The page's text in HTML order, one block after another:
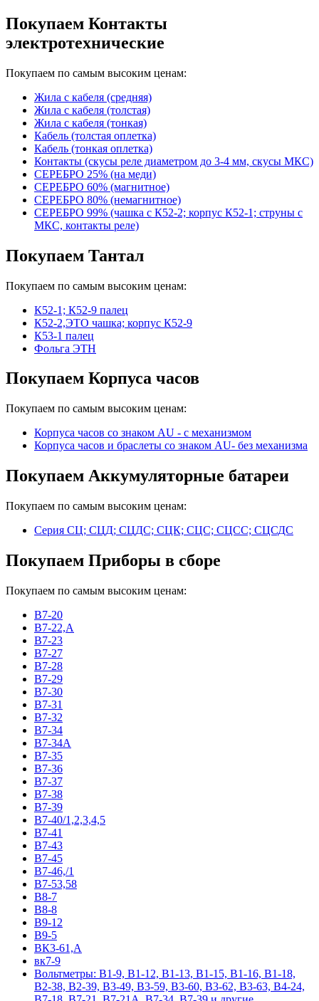
Покупаем Контакты
электротехнические
Покупаем по самым высоким ценам:
Жила с кабеля (средняя)
Жила с кабеля (толстая)
Жила с кабеля (тонкая)
Кабель (толстая оплетка)
Кабель (тонкая оплетка)
Контакты (скусы реле диаметром до 3-4 мм, скусы МКС)
СЕРЕБРО 25% (на меди)
СЕРЕБРО 60% (магнитное)
СЕРЕБРО 80% (немагнитное)
СЕРЕБРО 99% (чашка с К52-2; корпус К52-1; струны с
МКС, контакты реле)
Покупаем Тантал
Покупаем по самым высоким ценам:
К52-1; К52-9 палец
К52-2,ЭТО чашка; корпус К52-9
К53-1 палец
Фольга ЭТН
Покупаем Корпуса часов
Покупаем по самым высоким ценам:
Корпуса часов cо знаком AU - с механизмом
Корпуса часов и браслеты со знаком AU- без механизма
Покупаем Аккумуляторные батареи
Покупаем по самым высоким ценам:
Серия СЦ; СЦД; СЦДС; СЦК; СЦС; СЦСС; СЦСДС
Покупаем Приборы в сборе
Покупаем по самым высоким ценам:
В7-20
В7-22,А
В7-23
В7-27
В7-28
В7-29
В7-30
В7-31
В7-32
В7-34
В7-34А
В7-35
В7-36
В7-37
В7-38
В7-39
В7-40/1,2,3,4,5
В7-41
В7-43
В7-45
В7-46,/1
В7-53,58
В8-7
В8-8
В9-12
В9-5
ВК3-61,А
вк7-9
Вольтметры: В1-9, В1-12, В1-13, В1-15, В1-16, В1-18,
В2-38, В2-39, В3-49, В3-59, В3-60, В3-62, В3-63, В4-24,